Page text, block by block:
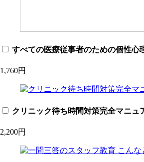
すべての医療従事者のための個性心
1,760円
クリニック待ち時間対策完全マニュ
2,200円